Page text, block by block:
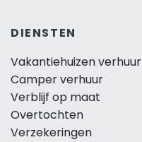
DIENSTEN
Vakantiehuizen verhuur
Camper verhuur
Verblijf op maat
Overtochten
Verzekeringen